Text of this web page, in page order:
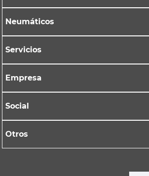
Neumáticos
Servicios
Empresa
Social
Otros